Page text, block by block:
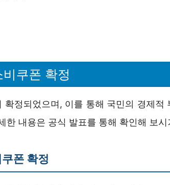
쿠폰 확정
확정되었으며, 이를 통해 국민의 경제적
한 내용은 공식 발표를 통해 확인해 보시
폰 확정